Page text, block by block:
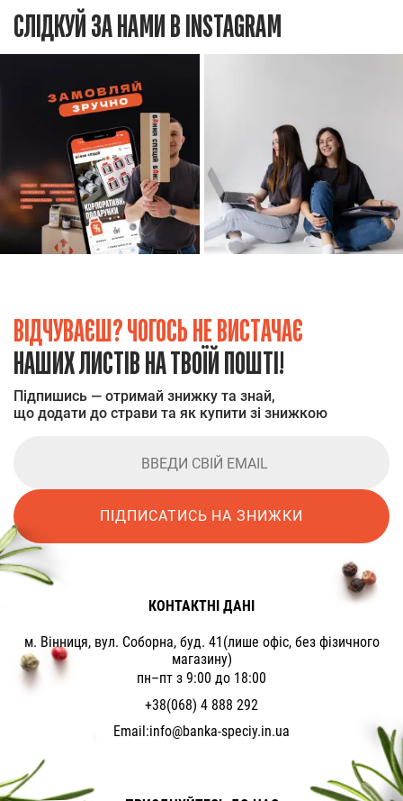
СЛІДКУЙ ЗА НАМИ В INSTAGRAM
ВІДЧУВАЄШ? ЧОГОСЬ НЕ ВИСТАЧАЄ
НАШИХ ЛИСТІВ НА ТВОЇЙ ПОШТІ!
Підпишись — отримай знижку та знай,
що додати до страви та як купити зі знижкою
ПІДПИСАТИСЬ НА ЗНИЖКИ
КОНТАКТНІ ДАНІ
м. Вінниця, вул. Соборна, буд. 41(лише офіс, без фізичного
магазину)
пн–пт з 9:00 до 18:00
+38(068) 4 888 292
Email:info@banka-speciy.in.ua